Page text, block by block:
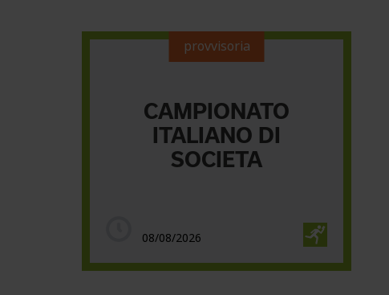
provvisoria
CAMPIONATO
ITALIANO DI
SOCIETA
08/08/2026